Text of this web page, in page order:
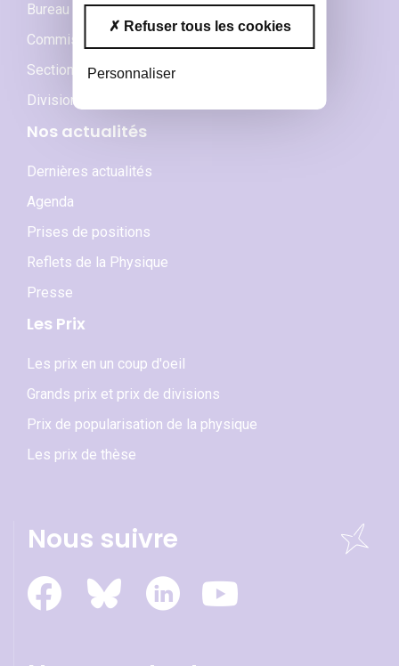
Refuser tous les cookies
Personnaliser
Bureau national et CA
Commissions sociétales
Sections locales
Divisions thématiques
Nos actualités
Dernières actualités
Agenda
Prises de positions
Reflets de la Physique
Presse
Les Prix
Les prix en un coup d'oeil
Grands prix et prix de divisions
Prix de popularisation de la physique
Les prix de thèse
Nous suivre